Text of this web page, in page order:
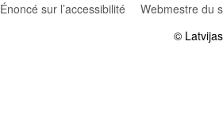
Énoncé sur l’accessibilité
Webmestre du
©